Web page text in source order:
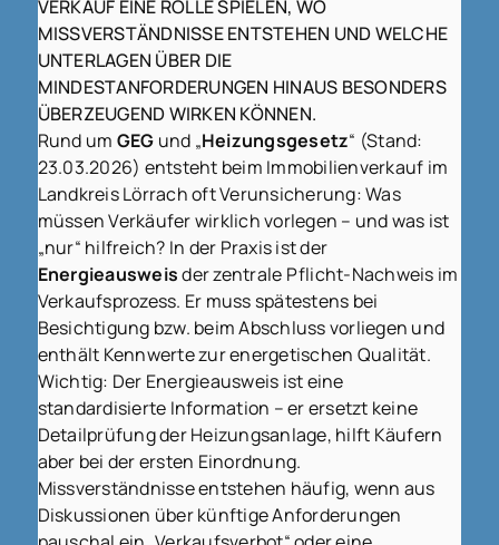
VERKAUF EINE ROLLE SPIELEN, WO
MISSVERSTÄNDNISSE ENTSTEHEN UND WELCHE
UNTERLAGEN ÜBER DIE
MINDESTANFORDERUNGEN HINAUS BESONDERS
ÜBERZEUGEND WIRKEN KÖNNEN.
Rund um GEG und „Heizungsgesetz“ (Stand:
23.03.2026) entsteht beim Immobilienverkauf im
Landkreis Lörrach oft Verunsicherung: Was
müssen Verkäufer wirklich vorlegen – und was ist
„nur“ hilfreich? In der Praxis ist der
Energieausweisder zentrale Pflicht-Nachweis im
Verkaufsprozess. Er muss spätestens bei
Besichtigung bzw. beim Abschluss vorliegen und
enthält Kennwerte zur energetischen Qualität.
Wichtig: Der Energieausweis ist eine
standardisierte Information – er ersetzt keine
Detailprüfung der Heizungsanlage, hilft Käufern
aber bei der ersten Einordnung.
Missverständnisse entstehen häufig, wenn aus
Diskussionen über künftige Anforderungen